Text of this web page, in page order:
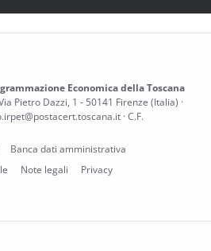
Economica della Toscana
Pietro Dazzi, 1 - 50141 Firenze (Italia) ·
· C.F.
Banca dati amministrativa
Note legali Privacy